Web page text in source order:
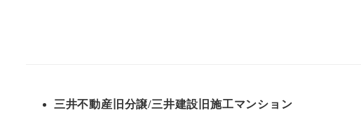
三井不動産旧分譲/三井建設旧施工マンション